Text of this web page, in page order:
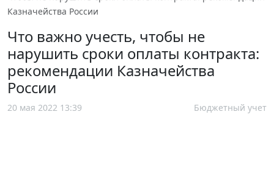
Казначейства России
Что важно учесть, чтобы не
нарушить сроки оплаты контракта:
рекомендации Казначейства
России
20 мая 2022 13:39 Бюджетный учет